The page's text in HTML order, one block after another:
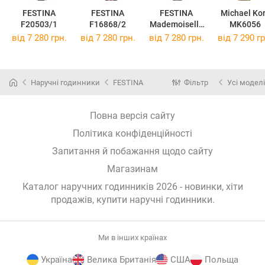
FESTINA
F20503/1
FESTINA
F16868/2
FESTINA
Mademoiselle
F20721/1
Michael
MK6056
від 7 280 грн. від 7 280 грн. від 7 280 грн. від 7 290
Наручні годинники FESTINA Фільтр Усі моделі
Повна версія сайту
Політика конфіденційності
Запитання й побажання щодо сайту
Магазинам
Каталог наручних годинників 2026 - новинки, хіти
продажів, купити наручні годинники.
Ми в інших країнах
Україна Велика Британія США Польща